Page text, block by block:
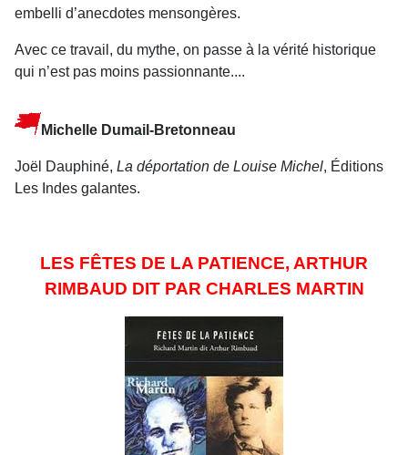
embelli d’anecdotes mensongères.
Avec ce travail, du mythe, on passe à la vérité historique
qui n’est pas moins passionnante....
Michelle Dumail-Bretonneau
Joël Dauphiné, La déportation de Louise Michel, Éditions
Les Indes galantes.
LES FÊTES DE LA PATIENCE, ARTHUR
RIMBAUD DIT PAR CHARLES MARTIN